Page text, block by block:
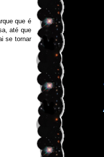
que é
até que
se tornar